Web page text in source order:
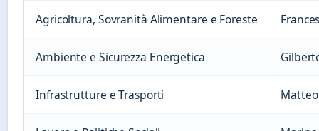
Agricoltura, Sovranità Alimentare e Foreste
Ambiente e Sicurezza Energetica
Infrastrutture e Trasporti